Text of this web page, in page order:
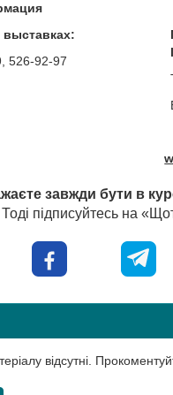
526-92-97
завжди бути в
Тоді підписуйтесь на
відсутні.